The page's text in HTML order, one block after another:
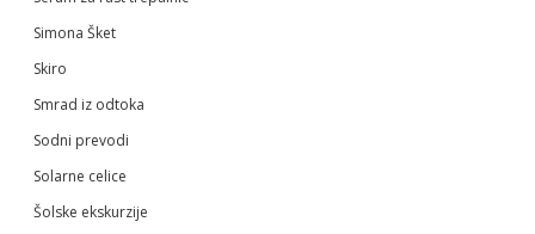
Simona Šket
Skiro
Smrad iz odtoka
Sodni prevodi
Solarne celice
Šolske ekskurzije